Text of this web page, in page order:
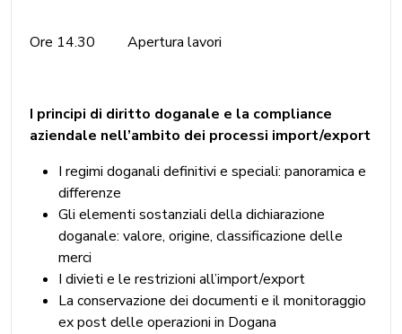
Ore 14.30 Apertura lavori
I principi di diritto doganale e la compliance
aziendale nell’ambito dei processi import/export
I regimi doganali definitivi e speciali: panoramica e
differenze
Gli elementi sostanziali della dichiarazione
doganale: valore, origine, classificazione delle
merci
I divieti e le restrizioni all’import/export
La conservazione dei documenti e il monitoraggio
ex post delle operazioni in Dogana